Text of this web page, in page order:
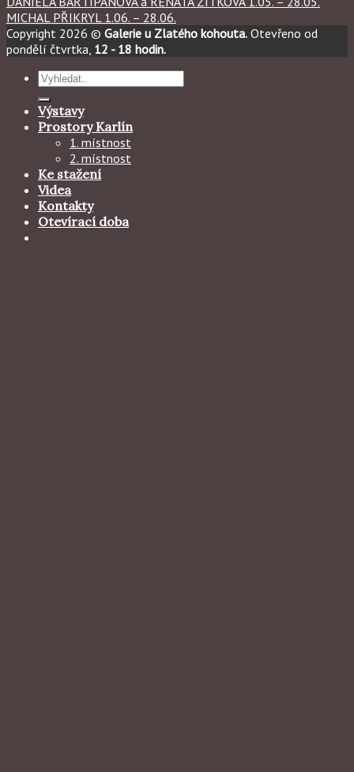
MICHAL PŘIKRYL 1.06. – 28.06.
Copyright 2026 © Galerie u Zlatého kohouta. Otevřeno od
pondělí čtvrtka, 12 - 18 hodin.
Hledat:
Výstavy
Prostory Karlín
1. místnost
2. místnost
Ke stažení
Videa
Kontakty
Otevírací doba